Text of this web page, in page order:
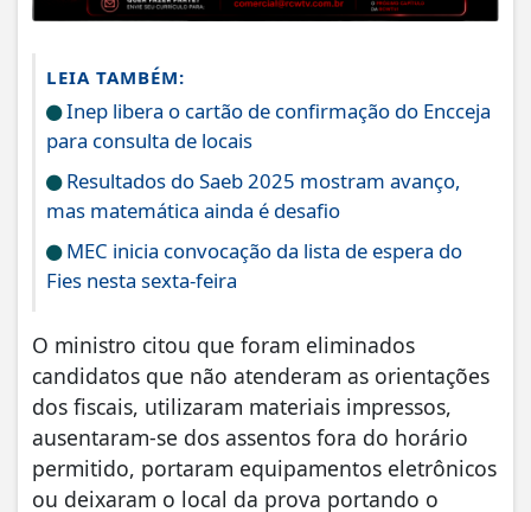
LEIA TAMBÉM:
Inep libera o cartão de confirmação do Encceja
para consulta de locais
Resultados do Saeb 2025 mostram avanço,
mas matemática ainda é desafio
MEC inicia convocação da lista de espera do
Fies nesta sexta-feira
O ministro citou que foram eliminados
candidatos que não atenderam as orientações
dos fiscais, utilizaram materiais impressos,
ausentaram-se dos assentos fora do horário
permitido, portaram equipamentos eletrônicos
ou deixaram o local da prova portando o